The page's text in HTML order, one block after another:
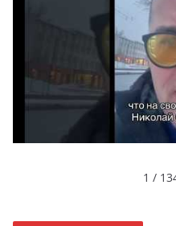
1 /